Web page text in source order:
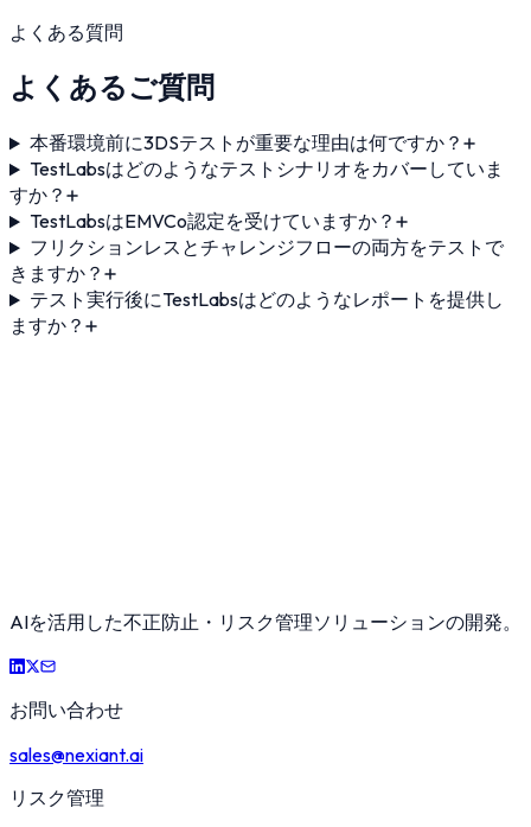
よくある質問
よくあるご質問
本番環境前に3DSテストが重要な理由は何ですか？
TestLabsはどのようなテストシナリオをカバーしていま
すか？
TestLabsはEMVCo認定を受けていますか？
フリクションレスとチャレンジフローの両方をテストで
きますか？
テスト実行後にTestLabsはどのようなレポートを提供し
ますか？
AIを活用した不正防止・リスク管理ソリューションの開発。
お問い合わせ
sales@nexiant.ai
リスク管理